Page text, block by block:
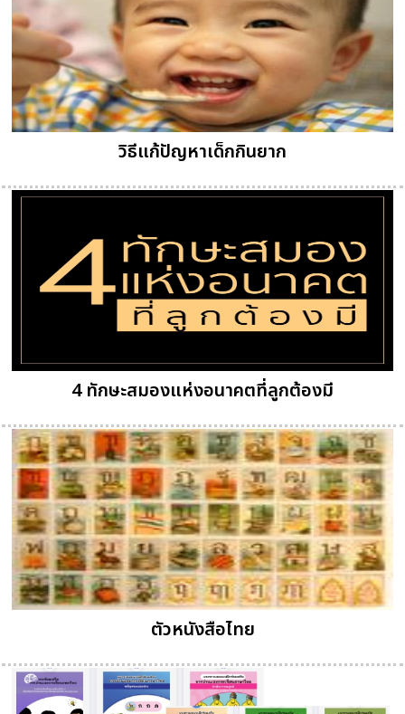
วิธีแก้ปัญหาเด็กกินยาก
4 ทักษะสมองแห่งอนาคตที่ลูกต้องมี
ตัวหนังสือไทย